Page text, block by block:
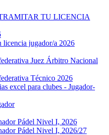
TU LICENCIA
licencia jugador/a 2026
Juez Árbitro Nacional
Técnico 2026
excel para clubes - Jugador-
Pádel Nivel I, 2026
Pádel Nivel I, 2026/27